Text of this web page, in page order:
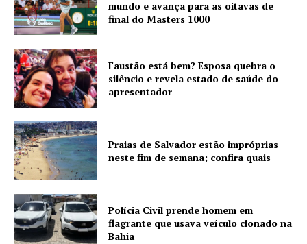
mundo e avança para as oitavas de
final do Masters 1000
Faustão está bem? Esposa quebra o
silêncio e revela estado de saúde do
apresentador
Praias de Salvador estão impróprias
neste fim de semana; confira quais
Polícia Civil prende homem em
flagrante que usava veículo clonado na
Bahia